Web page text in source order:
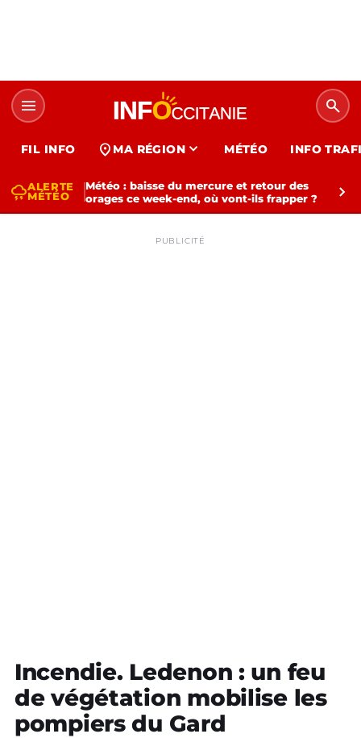
menu search
FIL INFO location_on MA RÉGION expand_more MÉTÉO INFO
thunderstormALERTE
MÉTÉO
Météo : baisse du mercure et retour des
orages ce week-end, où vont-ils frapper ?
chevron_right
PUBLICITÉ
Incendie. Ledenon : un feu
de végétation mobilise les
pompiers du Gard